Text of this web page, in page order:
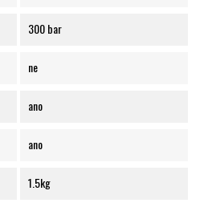
300 bar
ne
ano
ano
1.5kg